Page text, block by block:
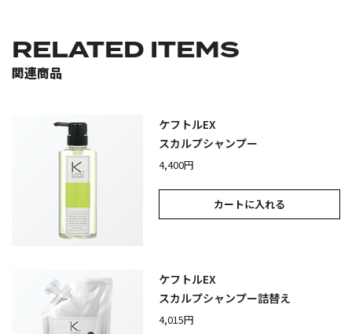
RELATED ITEMS
関連商品
ケフトルEX
スカルプシャンプー
4,400円
カートに入れる
ケフトルEX
スカルプシャンプー詰替え
4,015円